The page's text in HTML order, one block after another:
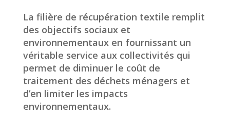
La filière de récupération textile remplit
des objectifs sociaux et
environnementaux en fournissant un
véritable service aux collectivités qui
permet de diminuer le coût de
traitement des déchets ménagers et
d’en limiter les impacts
environnementaux.